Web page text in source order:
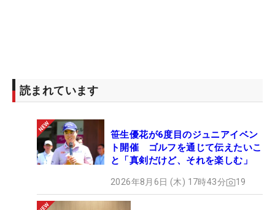
読まれています
笹生優花が6度目のジュニアイベン
ト開催 ゴルフを通じて伝えたいこ
と「真剣だけど、それを楽しむ」
2026年8月6日 (木) 17時43分 19